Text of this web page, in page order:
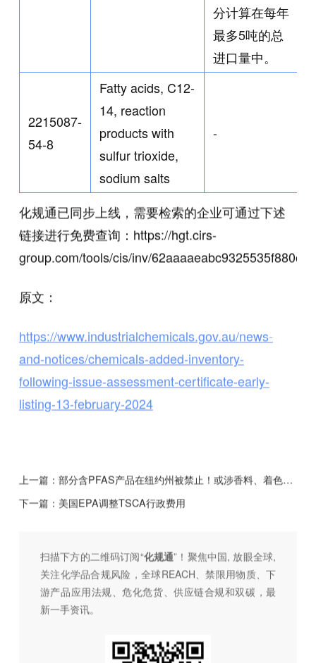
分计算在每年
最多5吨的总
进口量中。
2215087-
54-8
Fatty acids, C12-
14, reaction
products with
sulfur trioxide,
sodium salts
-
化规通已同步上线，需要检索的企业可通过下述
链接进行免费查询：https://hgt.cirs-
group.com/tools/cis/inv/62aaaaeabc9325535f880e8c
原文：
https://www.industrialchemicals.gov.au/news-
and-notices/chemicals-added-inventory-
following-issue-assessment-certificate-early-
listing-13-february-2024
上一篇： 部分含PFAS产品在纽约州被禁止！或涉香料、着色剂、染料、防腐剂等相关企业
下一篇： 美国EPA调整TSCA行政费用
扫描下方的二维码订阅“化规通”！聚焦中国, 放眼全球,
关注化学品合规风险，全球REACH、禁限用物质、下
游产品应用法规、危化危货、供应链合规和双碳，最
新一手资讯。